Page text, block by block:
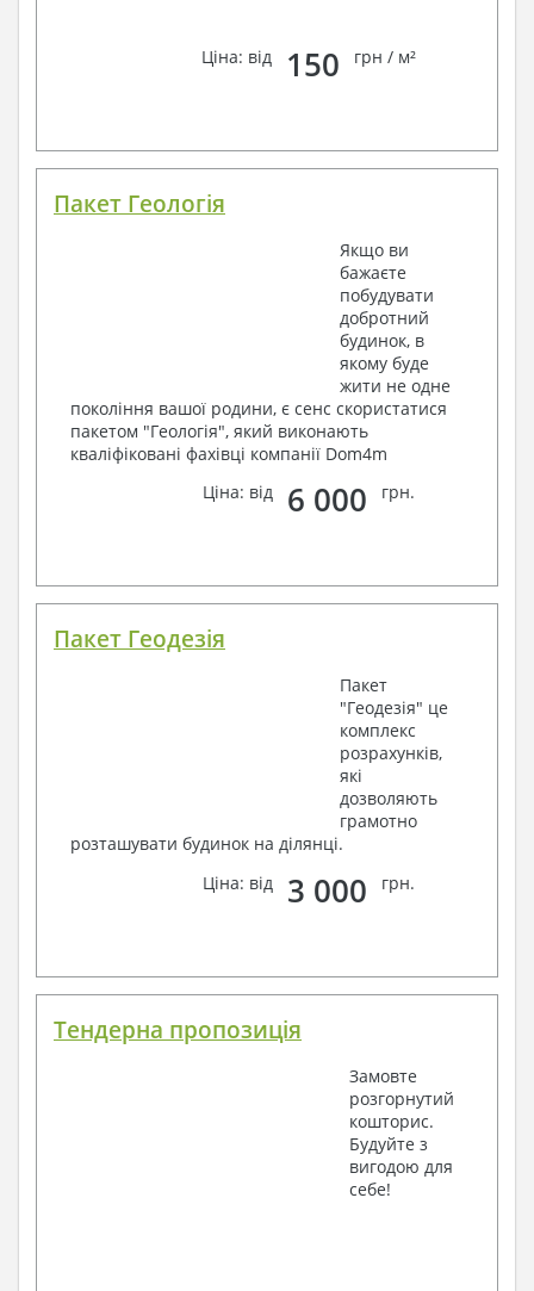
Ціна: від 150 грн / м²
Пакет Геологія
Якщо ви
бажаєте
побудувати
добротний
будинок, в
якому буде
жити не одне
покоління вашої родини, є сенс скористатися
пакетом "Геологія", який виконають
кваліфіковані фахівці компанії Dom4m
Ціна: від
6 000 грн.
Пакет Геодезія
Пакет
"Геодезія" це
комплекс
розрахунків,
які
дозволяють
грамотно
розташувати будинок на ділянці.
Ціна: від
3 000 грн.
Тендерна пропозиція
Замовте
розгорнутий
кошторис.
Будуйте з
вигодою для
себе!